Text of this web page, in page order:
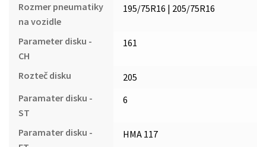
Rozmer pneumatiky
na vozidle
195/75R16 | 205/75R16
Parameter disku -
CH
161
Rozteč disku
205
Paramater disku -
ST
6
Paramater disku -
HMA 117